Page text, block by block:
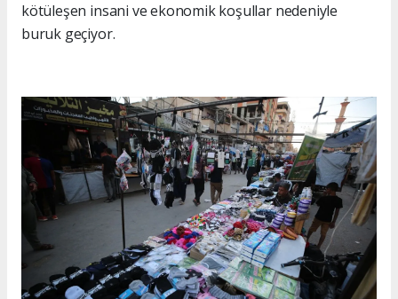
kötüleşen insani ve ekonomik koşullar nedeniyle
buruk geçiyor.